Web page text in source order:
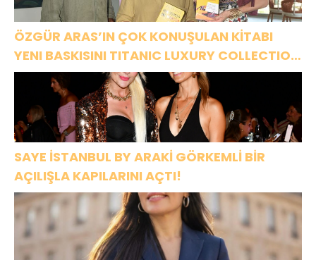
ÖZGÜR ARAS’IN ÇOK KONUŞULAN KİTABI
YENI BASKISINI TITANIC LUXURY COLLECTION
BODRUM’DA KUTLADI
SAYE İSTANBUL BY ARAKİ GÖRKEMLİ BİR
AÇILIŞLA KAPILARINI AÇTI!